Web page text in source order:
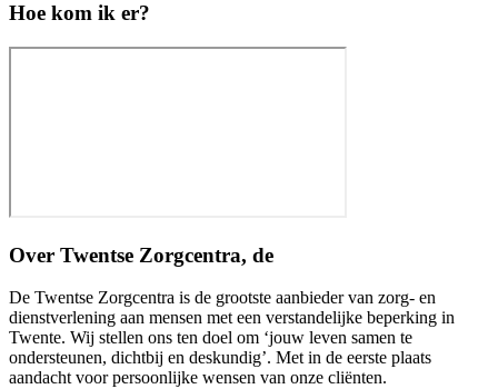
Hoe kom ik er?
Over Twentse Zorgcentra, de
De Twentse Zorgcentra is de grootste aanbieder van zorg- en
dienstverlening aan mensen met een verstandelijke beperking in
Twente. Wij stellen ons ten doel om ‘jouw leven samen te
ondersteunen, dichtbij en deskundig’. Met in de eerste plaats
aandacht voor persoonlijke wensen van onze cliënten.